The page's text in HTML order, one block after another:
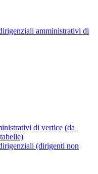
amministrativi di
di vertice (da
(dirigenti non